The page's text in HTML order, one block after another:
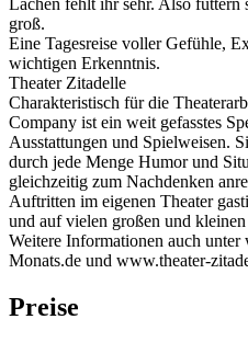
groß.
Eine Tagesreise voller Gefühle,
wichtigen Erkenntnis.
Theater Zitadelle
Charakteristisch für die
Company ist ein weit gefasstes
Ausstattungen und Spielweisen.
durch jede Menge Humor und
gleichzeitig zum Nachdenken
Auftritten im eigenen Theater
und auf vielen großen und
Weitere Informationen auch
Monats.de und www.theater-
Preise